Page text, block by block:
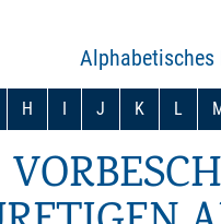
Alphabetisches
H I J K L